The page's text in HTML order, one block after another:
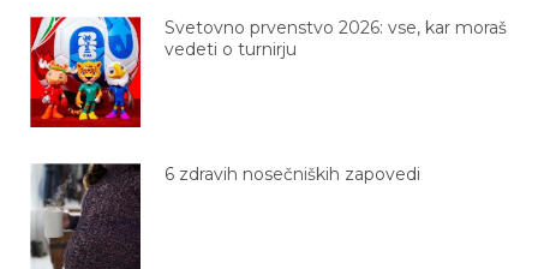
Svetovno prvenstvo 2026: vse, kar moraš
vedeti o turnirju
6 zdravih nosečniških zapovedi